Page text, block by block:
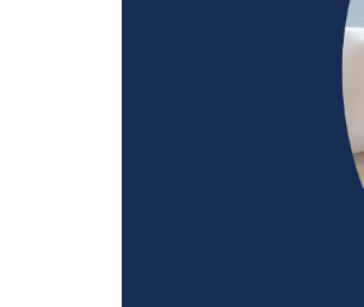
Zainspiruj się case studies z
Programy lojalnościowe krok
Zobacz przewodnik wprowadzający